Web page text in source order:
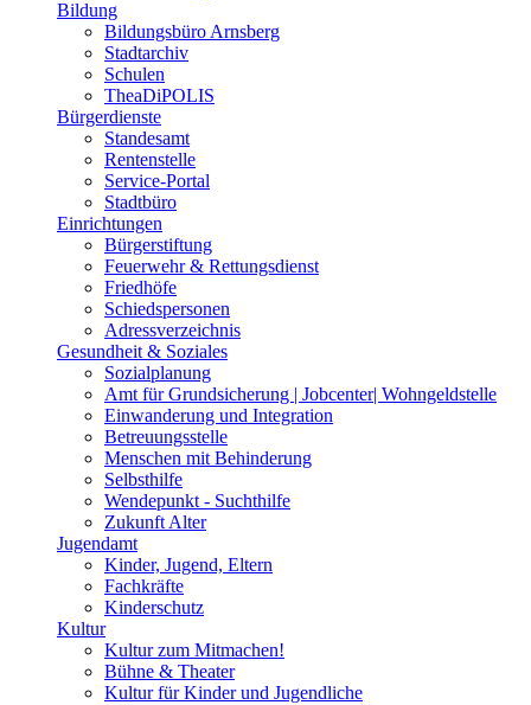
Bildung
Bildungsbüro Arnsberg
Stadtarchiv
Schulen
TheaDiPOLIS
Bürgerdienste
Standesamt
Rentenstelle
Service-Portal
Stadtbüro
Einrichtungen
Bürgerstiftung
Feuerwehr & Rettungsdienst
Friedhöfe
Schiedspersonen
Adressverzeichnis
Gesundheit & Soziales
Sozialplanung
Amt für Grundsicherung | Jobcenter| Wohngeldstelle
Einwanderung und Integration
Betreuungsstelle
Menschen mit Behinderung
Selbsthilfe
Wendepunkt - Suchthilfe
Zukunft Alter
Jugendamt
Kinder, Jugend, Eltern
Fachkräfte
Kinderschutz
Kultur
Kultur zum Mitmachen!
Bühne & Theater
Kultur für Kinder und Jugendliche